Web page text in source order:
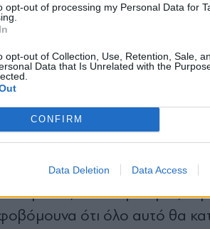
opt-out of processing my Personal Data for
opt-out of Collection, Use, Retention, Sale,
Data that Is Unrelated with the
CONFIRM
Data Deletion Data Access
απέναντι στον γάμο,
23 χρόνια, είναι χορεύτρια,
ότι όλο αυτό θα